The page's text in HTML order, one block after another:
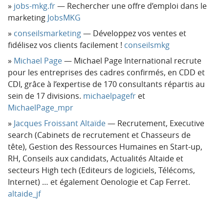
jobs-mkg.fr— Rechercher une offre d’emploi dans le
marketing JobsMKG
conseilsmarketing— Développez vos ventes et
fidélisez vos clients facilement ! conseilsmkg
Michael Page— Michael Page International recrute
pour les entreprises des cadres confirmés, en CDD et
CDI, grâce à l’expertise de 170 consultants répartis au
sein de 17 divisions. michaelpagefr et
MichaelPage_mpr
Jacques Froissant Altaïde— Recrutement, Executive
search (Cabinets de recrutement et Chasseurs de
tête), Gestion des Ressources Humaines en Start-up,
RH, Conseils aux candidats, Actualités Altaide et
secteurs High tech (Editeurs de logiciels, Télécoms,
Internet) … et également Oenologie et Cap Ferret.
altaide_jf